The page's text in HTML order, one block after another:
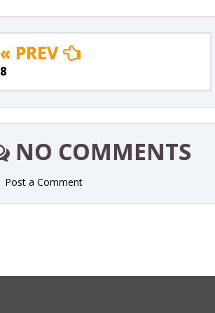
« PREV
8
NO COMMENTS
Post a Comment